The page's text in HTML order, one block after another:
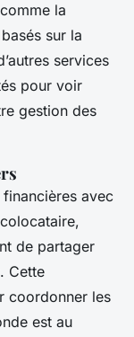
la
sur la
services
pour voir
gestion des
avec
de partager
Cette
coordonner les
est au